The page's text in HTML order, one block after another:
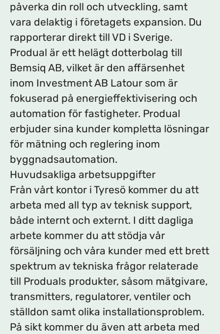
påverka din roll och utveckling, samt
vara delaktig i företagets expansion. Du
rapporterar direkt till VD i Sverige.
Produal är ett helägt dotterbolag till
Bemsiq AB, vilket är den affärsenhet
inom Investment AB Latour som är
fokuserad på energieffektivisering och
automation för fastigheter. Produal
erbjuder sina kunder kompletta lösningar
för mätning och reglering inom
byggnadsautomation.
Huvudsakliga arbetsuppgifter
Från vårt kontor i Tyresö kommer du att
arbeta med all typ av teknisk support,
både internt och externt. I ditt dagliga
arbete kommer du att stödja vår
försäljning och våra kunder med ett brett
spektrum av tekniska frågor relaterade
till Produals produkter, såsom mätgivare,
transmitters, regulatorer, ventiler och
ställdon samt olika installationsproblem.
På sikt kommer du även att arbeta med